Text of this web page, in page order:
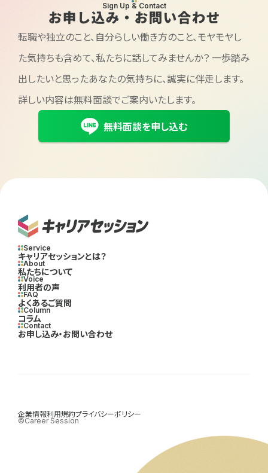
Sign Up & Contact
お申し込み・お問い合わせ
転職や独立のこと、自分らしい働き方のこと、モヤモヤし
た気持ちも含めて、私たちに話してみませんか？ 一歩踏み
出したいと思ったあなたの気持ちに、誠実に伴走します。
詳しい内容は無料面談でご案内いたします。
無料面談を申し込む
Service
キャリアセッションとは？
About
私たちについて
Voice
利用者の声
FAQ
よくあるご質問
Column
コラム
Contact
お申し込み・お問い合わせ
©Career Session
企業情報利用規約プライバシーポリシー